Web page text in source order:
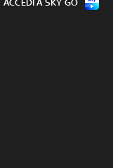
ACCEDI A SKY GO